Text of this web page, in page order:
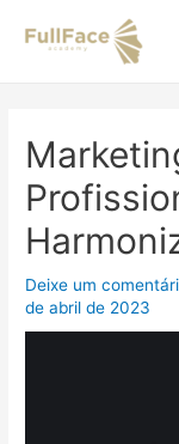
para
Deixe um
de abril de 2023
de